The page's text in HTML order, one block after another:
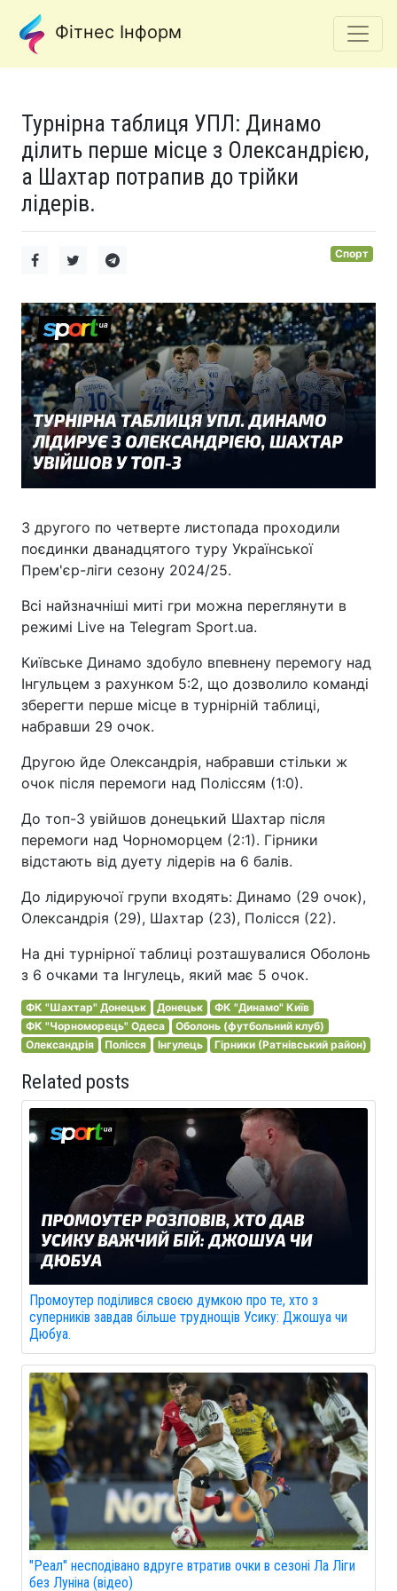
Фітнес Інформ
Турнірна таблиця УПЛ: Динамо
ділить перше місце з Олександрією,
а Шахтар потрапив до трійки
лідерів.
Спорт
З другого по четверте листопада проходили
поєдинки дванадцятого туру Української
Прем'єр-ліги сезону 2024/25.
Всі найзначніші миті гри можна переглянути в
режимі Live на Telegram Sport.ua.
Київське Динамо здобуло впевнену перемогу над
Інгульцем з рахунком 5:2, що дозволило команді
зберегти перше місце в турнірній таблиці,
набравши 29 очок.
Другою йде Олександрія, набравши стільки ж
очок після перемоги над Поліссям (1:0).
До топ-3 увійшов донецький Шахтар після
перемоги над Чорноморцем (2:1). Гірники
відстають від дуету лідерів на 6 балів.
До лідируючої групи входять: Динамо (29 очок),
Олександрія (29), Шахтар (23), Полісся (22).
На дні турнірної таблиці розташувалися Оболонь
з 6 очками та Інгулець, який має 5 очок.
ФК "Шахтар" Донецьк Донецьк
ФК "Динамо" Київ
ФК "Чорноморець" Одеса
Оболонь (футбольний клуб)
Олександрія
Полісся Інгулець Гірники (Ратнівський район)
Related posts
Промоутер поділився своєю думкою про те, хто з
суперників завдав більше труднощів Усику: Джошуа чи
Дюбуа.
"Реал" несподівано вдруге втратив очки в сезоні Ла Ліги
без Луніна (відео)